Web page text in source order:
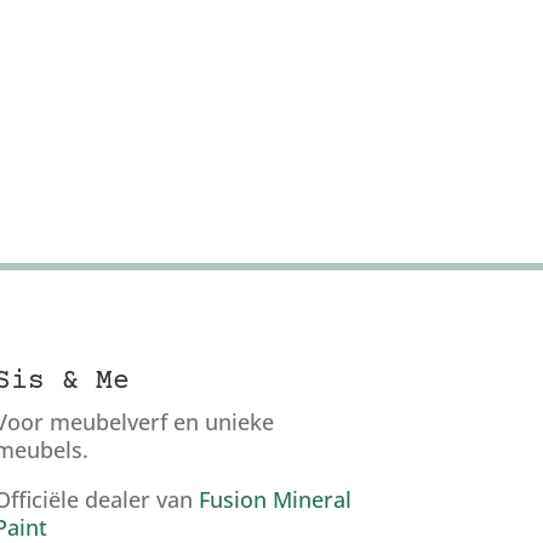
& Me
meubelverf en unieke
dealer van Fusion Mineral